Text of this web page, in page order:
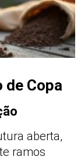
de Copa
aberta,
ramos